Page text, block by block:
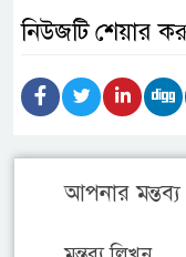
নিউজটি শেয়ার
আপনার মন্তব্য